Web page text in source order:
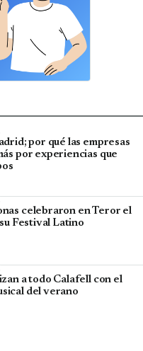
por qué las empresas
por experiencias que
celebraron en Teror el
Festival Latino
a todo Calafell con el
del verano